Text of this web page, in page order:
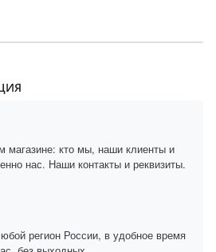
магазине: кто мы, наши клиенты и
нас. Наши контакты и реквизиты.
регион России, в удобное время